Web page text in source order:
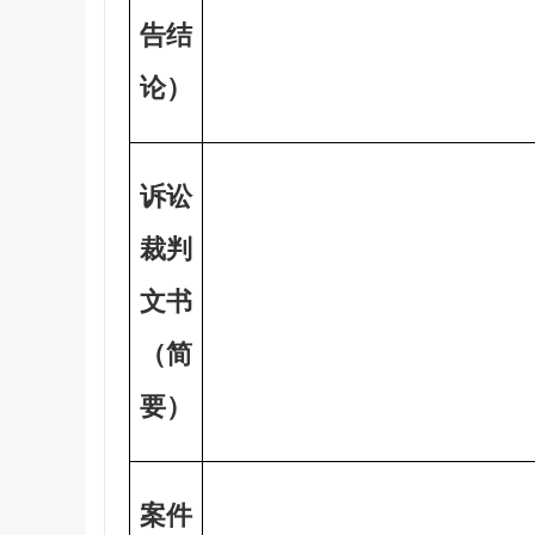
告结
论）
诉讼
裁判
文书
（简
要）
案件